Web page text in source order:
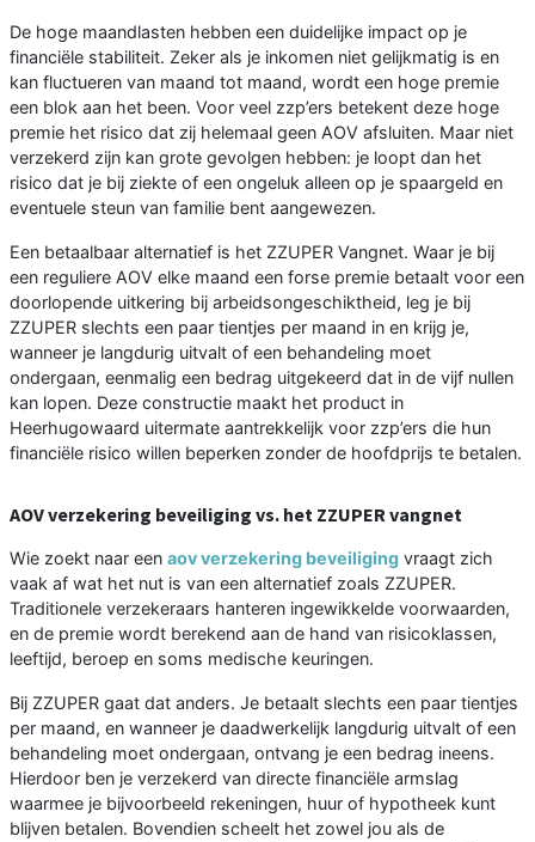
De hoge maandlasten hebben een duidelijke impact op je
financiële stabiliteit. Zeker als je inkomen niet gelijkmatig is en
kan fluctueren van maand tot maand, wordt een hoge premie
een blok aan het been. Voor veel zzp’ers betekent deze hoge
premie het risico dat zij helemaal geen AOV afsluiten. Maar niet
verzekerd zijn kan grote gevolgen hebben: je loopt dan het
risico dat je bij ziekte of een ongeluk alleen op je spaargeld en
eventuele steun van familie bent aangewezen.
Een betaalbaar alternatief is het ZZUPER Vangnet. Waar je bij
een reguliere AOV elke maand een forse premie betaalt voor een
doorlopende uitkering bij arbeidsongeschiktheid, leg je bij
ZZUPER slechts een paar tientjes per maand in en krijg je,
wanneer je langdurig uitvalt of een behandeling moet
ondergaan, eenmalig een bedrag uitgekeerd dat in de vijf nullen
kan lopen. Deze constructie maakt het product in
Heerhugowaard uitermate aantrekkelijk voor zzp’ers die hun
financiële risico willen beperken zonder de hoofdprijs te betalen.
AOV verzekering beveiliging vs. het ZZUPER vangnet
Wie zoekt naar een aov verzekering beveiliging vraagt zich
vaak af wat het nut is van een alternatief zoals ZZUPER.
Traditionele verzekeraars hanteren ingewikkelde voorwaarden,
en de premie wordt berekend aan de hand van risicoklassen,
leeftijd, beroep en soms medische keuringen.
Bij ZZUPER gaat dat anders. Je betaalt slechts een paar tientjes
per maand, en wanneer je daadwerkelijk langdurig uitvalt of een
behandeling moet ondergaan, ontvang je een bedrag ineens.
Hierdoor ben je verzekerd van directe financiële armslag
waarmee je bijvoorbeeld rekeningen, huur of hypotheek kunt
blijven betalen. Bovendien scheelt het zowel jou als de